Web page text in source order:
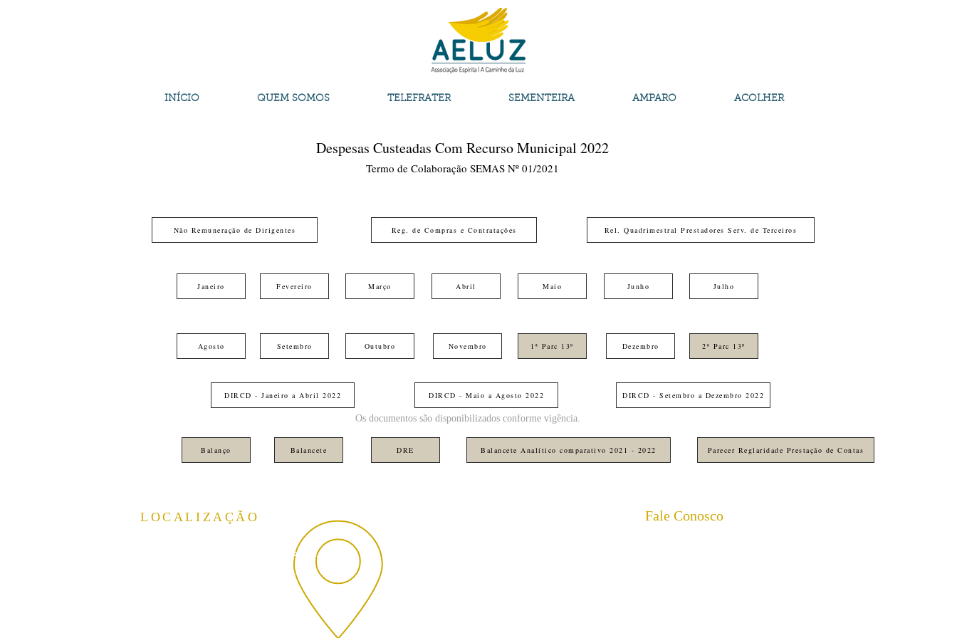
INÍCIO QUEM SOMOS TELEFRATER SEMENTEIRA AMPARO ACOLHER
Despesas Custeadas Com Recurso Municipal 2022
Termo de Colaboração SEMAS Nº 01/2021
Não Remuneração de Dirigentes Reg. de Compras e Contratações Rel. Quadrimestral Prestadores Serv. de Terceiros
Janeiro Fevereiro Março Abril Maio Junho Julho
Agosto Setembro Outubro Novembro 1ª Parc 13º Dezembro 2ª Parc 13º
DIRCD - Janeiro a Abril 2022 DIRCD - Maio a Agosto 2022 DIRCD - Setembro a Dezembro 2022
Os documentos são disponibilizados conforme vigência.
Balanço Balancete DRE Balancete Analítico comparativo 2021 - 2022 Parecer Reglaridade Prestação de Contas
LOCALIZAÇÃO
Vila São Jorge, São José do Rio Preto-
Fale Conosco